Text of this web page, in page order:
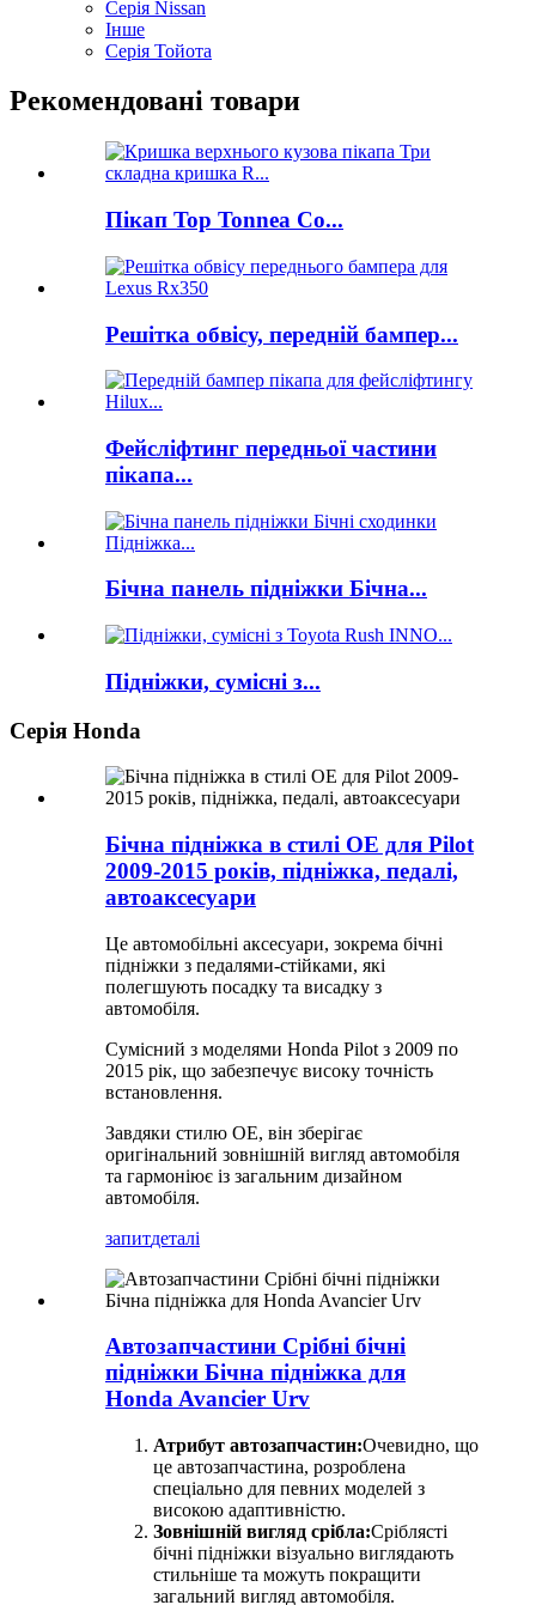
Серія Nissan
Інше
Серія Тойота
Рекомендовані товари
Пікап Top Tonnea Co...
Решітка обвісу, передній бампер...
Фейсліфтинг передньої частини
пікапа...
Бічна панель підніжки Бічна...
Підніжки, сумісні з...
Серія Honda
Бічна підніжка в стилі OE для Pilot
2009-2015 років, підніжка, педалі,
автоаксесуари
Це автомобільні аксесуари, зокрема бічні
підніжки з педалями-стійками, які
полегшують посадку та висадку з
автомобіля.
Сумісний з моделями Honda Pilot з 2009 по
2015 рік, що забезпечує високу точність
встановлення.
Завдяки стилю OE, він зберігає
оригінальний зовнішній вигляд автомобіля
та гармоніює із загальним дизайном
автомобіля.
запитдеталі
Автозапчастини Срібні бічні
підніжки Бічна підніжка для
Honda Avancier Urv
Атрибут автозапчастин:Очевидно, що
це автозапчастина, розроблена
спеціально для певних моделей з
високою адаптивністю.
Зовнішній вигляд срібла:Сріблясті
бічні підніжки візуально виглядають
стильніше та можуть покращити
загальний вигляд автомобіля.